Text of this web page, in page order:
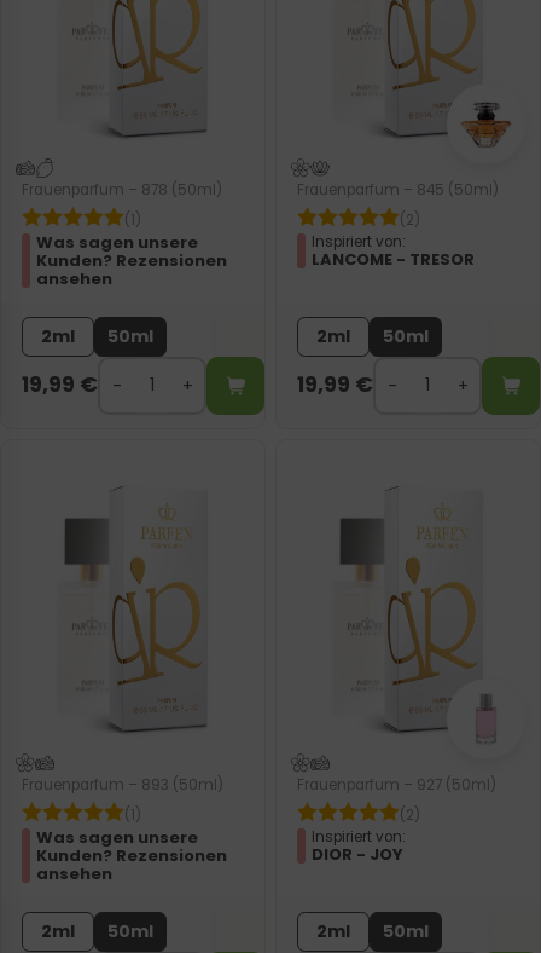
Frauenparfum – 878 (50ml)
(1)
Was sagen unsere
Kunden? Rezensionen
ansehen
2ml 50ml
19,99 €
Frauenparfum – 845 (50ml)
(2)
Inspiriert von:
LANCOME - TRESOR
2ml 50ml
19,99 €
Frauenparfum – 893 (50ml)
(1)
Was sagen unsere
Kunden? Rezensionen
ansehen
2ml 50ml
Frauenparfum – 927 (50ml)
(2)
Inspiriert von:
DIOR - JOY
2ml 50ml